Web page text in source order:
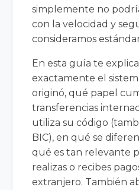
simplemente no
con la velocidad y
consideramos
En esta guía te
exactamente el
originó, qué papel
transferencias
utiliza su código
BIC), en qué se
qué es tan relevante
realizas o recibes
extranjero. También